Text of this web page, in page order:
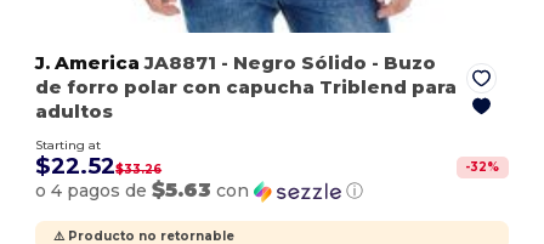
J. America JA8871 - Negro Sólido - Buzo
de forro polar con capucha Triblend para
adultos
Starting at
$22.52$33.26 -32%
o 4 pagos de$5.63 con ⓘ
⚠️ Producto no retornable